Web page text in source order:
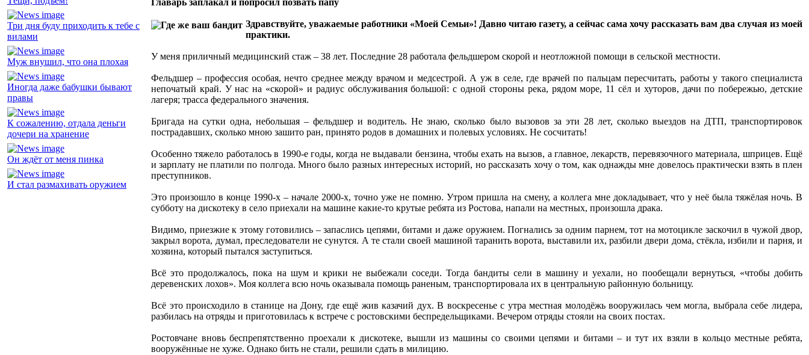
Три дня буду приходить к тебе с
вилами
Муж внушил, что она плохая
Иногда даже бабушки бывают
правы
К сожалению, отдала деньги
дочери на хранение
Он ждёт от меня пинка
И стал размахивать оружием
Главарь заплакал и попросил позвать папу
Здравствуйте, уважаемые работники «Моей Семьи»! Давно читаю газету, а сейчас сама хочу рассказать вам два случая из моей
практики.
У меня приличный медицинский стаж – 38 лет. Последние 28 работала фельдшером скорой и неотложной помощи в сельской местности.
Фельдшер – профессия особая, нечто среднее между врачом и медсестрой. А уж в селе, где врачей по пальцам пересчитать, работы у такого специалиста
непочатый край. У нас на «скорой» и радиус обслуживания большой: с одной стороны река, рядом море, 11 сёл и хуторов, дачи по побережью, детские
лагеря; трасса федерального значения.
Бригада на сутки одна, небольшая – фельдшер и водитель. Не знаю, сколько было вызовов за эти 28 лет, сколько выездов на ДТП, транспортировок
пострадавших, сколько мною зашито ран, принято родов в домашних и полевых условиях. Не сосчитать!
Особенно тяжело работалось в 1990-е годы, когда не выдавали бензина, чтобы ехать на вызов, а главное, лекарств, перевязочного материала, шприцев. Ещё
и зарплату не платили по полгода. Много было разных интересных историй, но рассказать хочу о том, как однажды мне довелось практически взять в плен
преступников.
Это произошло в конце 1990-х – начале 2000-х, точно уже не помню. Утром пришла на смену, а коллега мне докладывает, что у неё была тяжёлая ночь. В
субботу на дискотеку в село приехали на машине какие-то крутые ребята из Ростова, напали на местных, произошла драка.
Видимо, приезжие к этому готовились – запаслись цепями, битами и даже оружием. Погнались за одним парнем, тот на мотоцикле заскочил в чужой двор,
закрыл ворота, думал, преследователи не сунутся. А те стали своей машиной таранить ворота, выставили их, разбили двери дома, стёкла, избили и парня, и
хозяина, который пытался заступиться.
Всё это продолжалось, пока на шум и крики не выбежали соседи. Тогда бандиты сели в машину и уехали, но пообещали вернуться, «чтобы добить
деревенских лохов». Моя коллега всю ночь оказывала помощь раненым, транспортировала их в центральную районную больницу.
Всё это происходило в станице на Дону, где ещё жив казачий дух. В воскресенье с утра местная молодёжь вооружилась чем могла, выбрала себе лидера,
разбилась на отряды и приготовилась к встрече с ростовскими беспредельщиками. Вечером отряды стояли на своих постах.
Ростовчане вновь беспрепятственно проехали к дискотеке, вышли из машины со своими цепями и битами – и тут их взяли в кольцо местные ребята,
вооружённые не хуже. Однако бить не стали, решили сдать в милицию.